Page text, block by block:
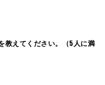
教えてください。（5人に満